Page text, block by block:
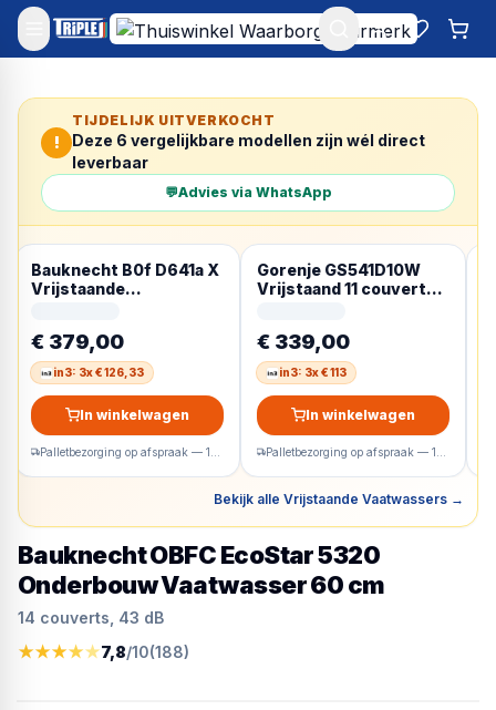
Mijn account
!
TIJDELIJK UITVERKOCHT
Deze 6 vergelijkbare modellen zijn wél direct
leverbaar
💬Advies via WhatsApp
Bauknecht B0f D641a X
Vrijstaande
€ 379,00
in3: 3x € 126,33
In winkelwagen
Gorenje GS541D10W
Vrijstaand 11 couverts
€ 339,00
in3: 3x € 113
In winkelwagen
Bekijk alle Vrijstaande Vaatwassers →
Bauknecht OBFC EcoStar 5320
Onderbouw Vaatwasser 60 cm
14 couverts, 43 dB
★★★★★7,8/10(188)